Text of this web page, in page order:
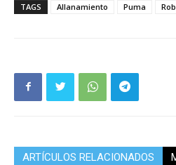
TAGS
Allanamiento Puma
ARTÍCULOS RELACIONADOS